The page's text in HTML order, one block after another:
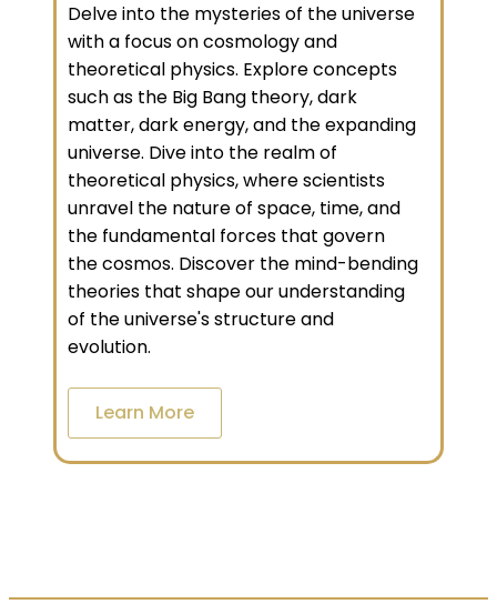
Delve into the mysteries of the universe
with a focus on cosmology and
theoretical physics. Explore concepts
such as the Big Bang theory, dark
matter, dark energy, and the expanding
universe. Dive into the realm of
theoretical physics, where scientists
unravel the nature of space, time, and
the fundamental forces that govern
the cosmos. Discover the mind-bending
theories that shape our understanding
of the universe's structure and
evolution.
Learn More